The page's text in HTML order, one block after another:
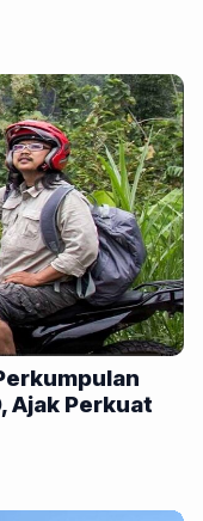
Ajak Perkuat